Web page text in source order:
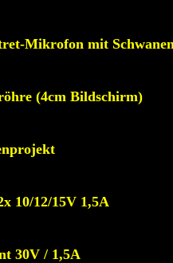
Mikrofon mit
(4cm Bildschirm)
10/12/15V 1,5A
30V / 1,5A